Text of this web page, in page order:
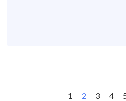
1 2 3 4 5